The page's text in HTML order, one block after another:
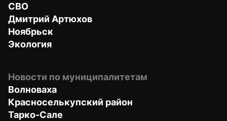
СВО
Дмитрий Артюхов
Ноябрьск
Экология
Новости по муниципалитетам
Волноваха
Красноселькупский район
Тарко-Сале